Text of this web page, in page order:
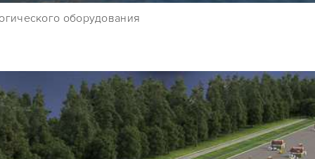
оборудования